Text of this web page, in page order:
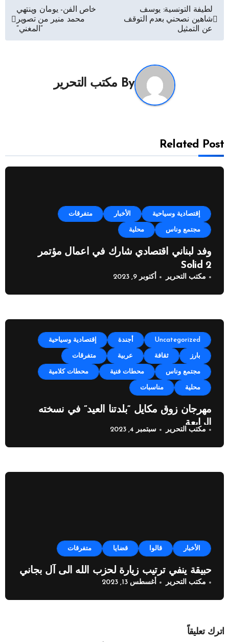
تصفّح
المقالات
لطيفة التونسية: يوسف
شاهين نصحني بعدم التوقف
عن التمثيل
خاص الفن- يومان وينتهي
محمد منير من تصوير
“المغني”
By مكتب التحرير
Related Post
إقتصادية وسياحية الأخبار متفرقات
مجتمع وناس محلية
وفد لبناني اقتصادي شارك في اعمال مؤتمر
Solid 2
مكتب التحرير أكتوبر 9, 2023
Uncategorized أجندة إقتصادية وسياحية
بارز ثقافة عربية متفرقات
مجتمع وناس محطات فنية محطات كلامية
محلية مناسبات
مهرجان زوق مكايل “بلدتنا العيد” في نسخته
الرابعة
مكتب التحرير سبتمبر 4, 2023
الأخبار قالوا قضايا متفرقات
حبيقة ينفي ترتيب زيارة لحزب الله الى آل بجاني
مكتب التحرير أغسطس 13, 2023
اترك تعليقاً